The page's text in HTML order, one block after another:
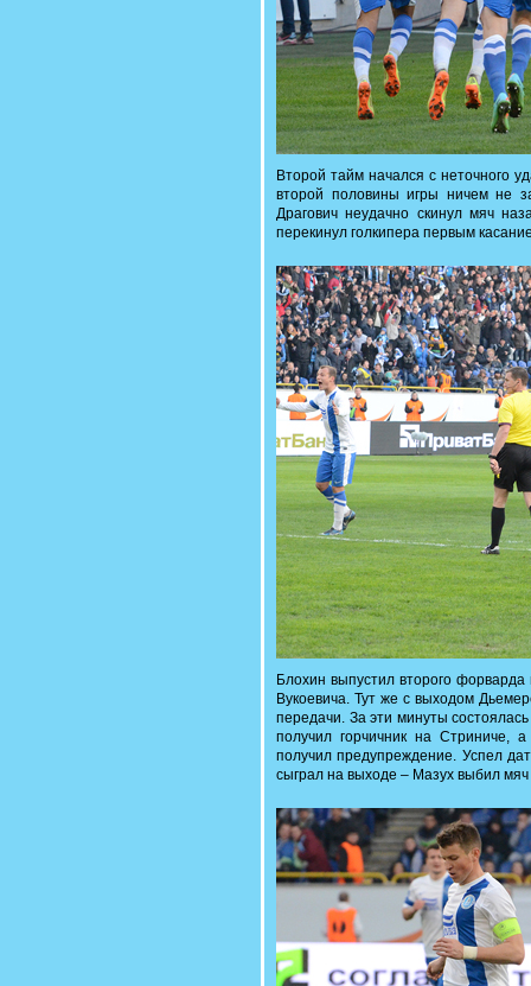
Второй тайм начался с неточного
второй половины игры ничем не
Драгович неудачно скинул мяч
перекинул голкипера первым
Блохин выпустил второго
Вукоевича. Тут же с выходом
передачи. За эти минуты
получил горчичник на
получил предупреждение. Успел
сыграл на выходе – Мазух выбил мяч